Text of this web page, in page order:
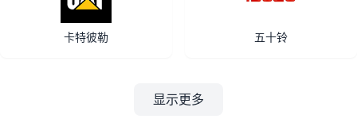
卡特彼勒 五十铃
显示更多